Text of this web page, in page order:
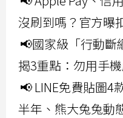
沒刷到嗎？官方曝
📢國家級「行動斷
揭3重點：勿用手
📢 LINE免費貼圖4
半年、熊大兔兔動